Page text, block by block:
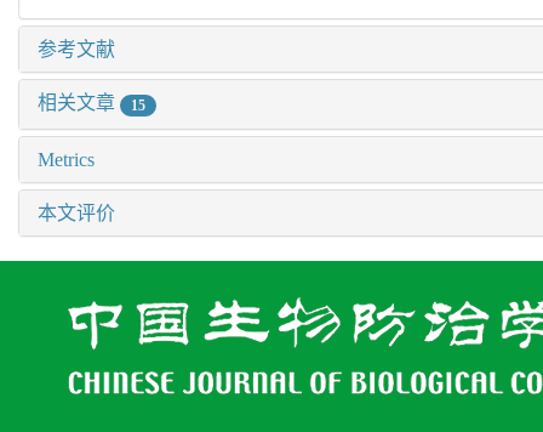
参考文献
相关文章 15
Metrics
本文评价